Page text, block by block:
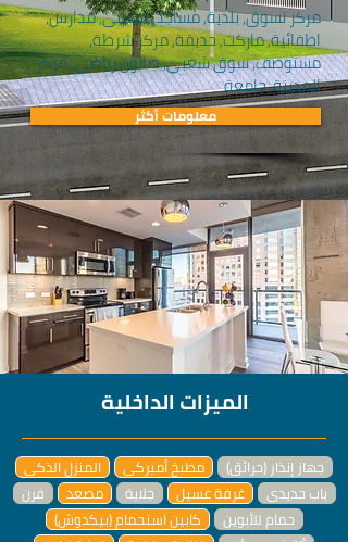
مركز تسوق, بلدية, مساجد, مشفى, مدارس,
اطفائية, ماركت, حديقة, مركز شرطة,
مستوصف, سوق شعبي, صالون رياضي, مركز
المدينة, جامعة
معلومات أكثر
الميزات الداخلية
المنزل الذكي مطبخ أميركي
جهاز إنذار (حرائق)
فرن
مصعد جلاية غرفة غسيل
باب حديدي
كابين استحمام (بيكدوش)
حمام للأبوين